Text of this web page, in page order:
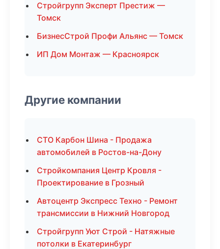
Стройгрупп Эксперт Престиж —
Томск
БизнесСтрой Профи Альянс — Томск
ИП Дом Монтаж — Красноярск
Другие компании
СТО Карбон Шина - Продажа
автомобилей в Ростов-на-Дону
Стройкомпания Центр Кровля -
Проектирование в Грозный
Автоцентр Экспресс Техно - Ремонт
трансмиссии в Нижний Новгород
Стройгрупп Уют Строй - Натяжные
потолки в Екатеринбург